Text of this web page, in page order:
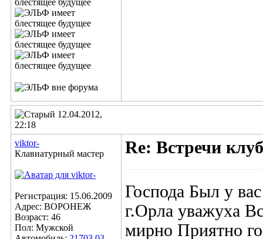
12.04.2012,
22:18
viktor-
Клавиатурный мастер
Регистрация: 15.06.2009
Адрес: ВОРОНЕЖ
Возраст: 46
Пол: Мужской
Re: Встречи
Господа Был у
г.Орла уважуха
мирно Приятно